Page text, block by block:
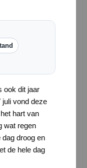
ook dit jaar
vond deze
hart van
wat regen
droog en
de hele dag